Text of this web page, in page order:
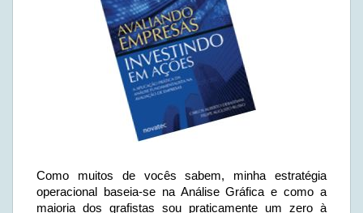
Como muitos de vocês sabem, minha estratégia
operacional baseia-se na Análise Gráfica e como a
maioria dos grafistas sou praticamente um zero à